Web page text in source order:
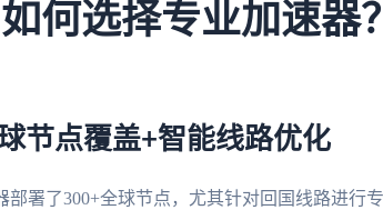
何选择专业加速器
节点覆盖+智能线路优化
部署了300+全球节点，尤其针对回国线路进行